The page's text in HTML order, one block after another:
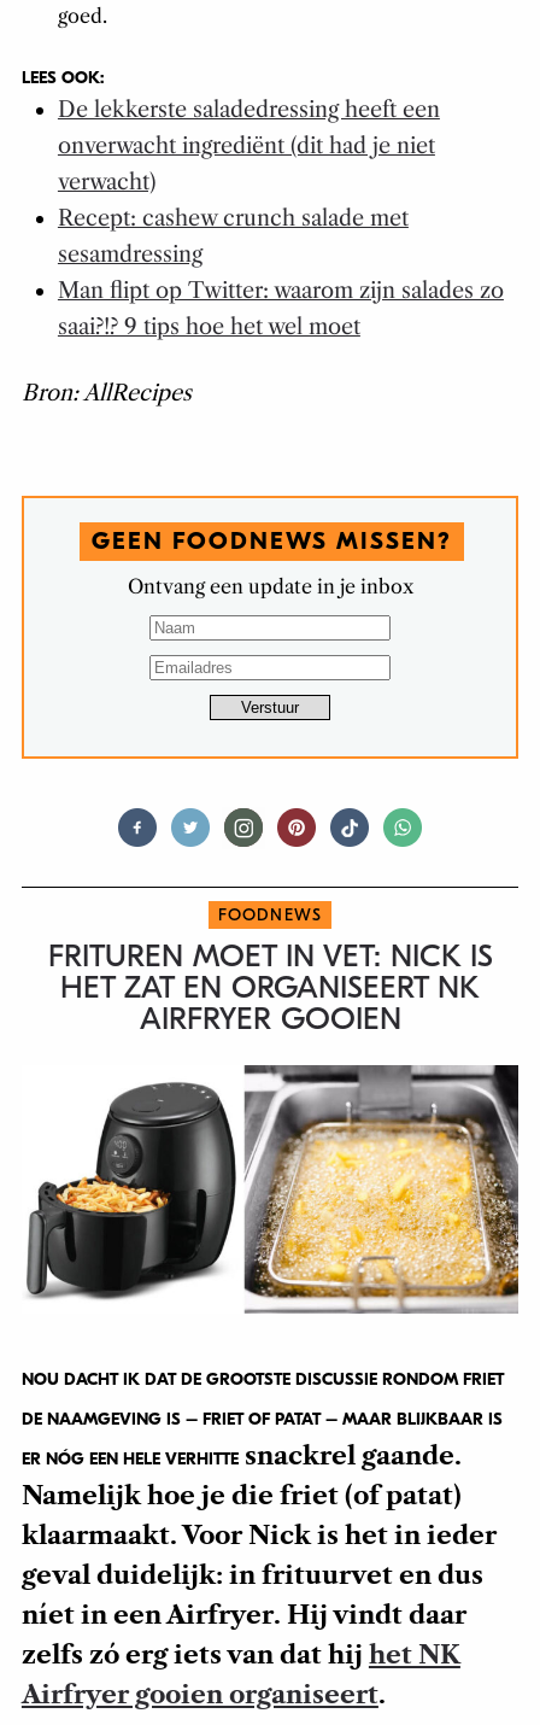
goed.
LEES OOK:
De lekkerste saladedressing heeft een
onverwacht ingrediënt (dit had je niet
verwacht)
Recept: cashew crunch salade met
sesamdressing
Man flipt op Twitter: waarom zijn salades zo
saai?!? 9 tips hoe het wel moet
Bron: AllRecipes
GEEN FOODNEWS MISSEN?
Ontvang een update in je inbox
FOODNEWS
FRITUREN MOET IN VET: NICK IS
HET ZAT EN ORGANISEERT NK
AIRFRYER GOOIEN
NOU DACHT IK DAT DE GROOTSTE DISCUSSIE RONDOM FRIET
DE NAAMGEVING IS – FRIET OF PATAT – MAAR BLIJKBAAR IS
ER NÓG EEN HELE VERHITTEsnackrel gaande.
Namelijk hoe je die friet (of patat)
klaarmaakt. Voor Nick is het in ieder
geval duidelijk: in frituurvet en dus
níet in een Airfryer. Hij vindt daar
zelfs zó erg iets van dat hij het NK
Airfryer gooien organiseert.